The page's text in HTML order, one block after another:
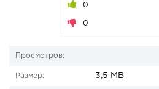
0
0
Просмотров:
Размер: 3,5 MB